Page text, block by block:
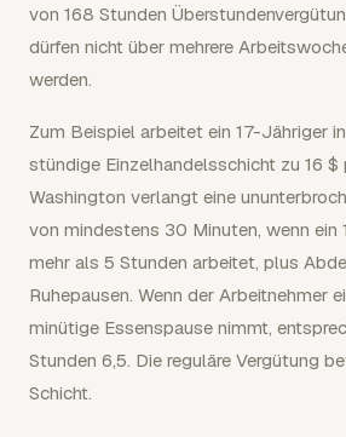
von 168 Stunden
dürfen nicht über mehrere
werden.
Zum Beispiel arbeitet ein 17-Jähriger
stündige Einzelhandelsschicht zu 16 $
Washington verlangt eine
von mindestens 30 Minuten, wenn ein
mehr als 5 Stunden arbeitet, plus
Ruhepausen. Wenn der Arbeitnehmer
minütige Essenspause nimmt,
Stunden 6,5. Die reguläre Vergütung
Schicht.